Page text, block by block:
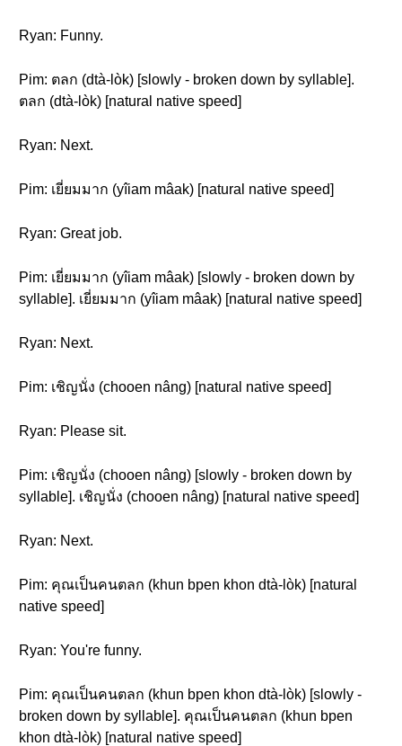
Ryan: Funny.
Pim: ตลก (dtà-lòk) [slowly - broken down by syllable].
ตลก (dtà-lòk) [natural native speed]
Ryan: Next.
Pim: เยี่ยมมาก (yîiam mâak) [natural native speed]
Ryan: Great job.
Pim: เยี่ยมมาก (yîiam mâak) [slowly - broken down by
syllable]. เยี่ยมมาก (yîiam mâak) [natural native speed]
Ryan: Next.
Pim: เชิญนั่ง (chooen nâng) [natural native speed]
Ryan: Please sit.
Pim: เชิญนั่ง (chooen nâng) [slowly - broken down by
syllable]. เชิญนั่ง (chooen nâng) [natural native speed]
Ryan: Next.
Pim: คุณเป็นคนตลก (khun bpen khon dtà-lòk) [natural
native speed]
Ryan: You're funny.
Pim: คุณเป็นคนตลก (khun bpen khon dtà-lòk) [slowly -
broken down by syllable]. คุณเป็นคนตลก (khun bpen
khon dtà-lòk) [natural native speed]